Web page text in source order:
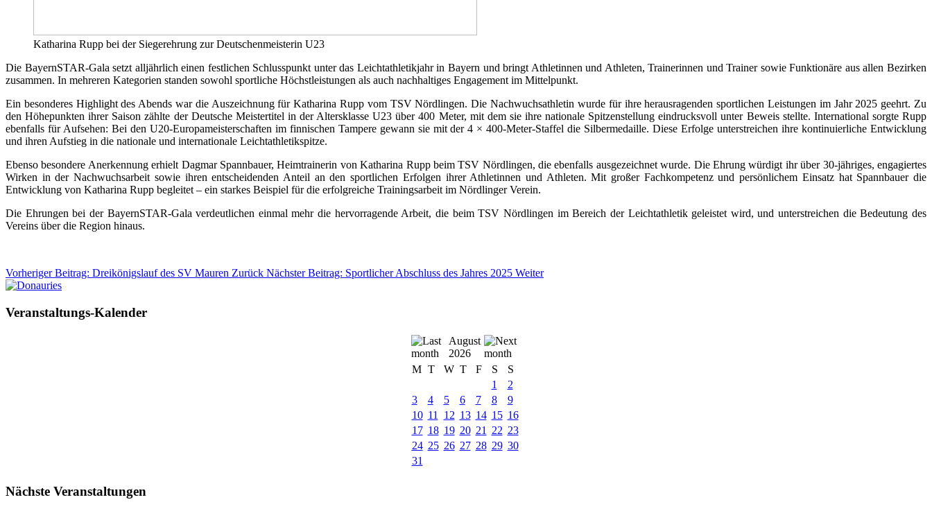
Katharina Rupp bei der Siegerehrung zur Deutschenmeisterin U23
Die BayernSTAR-Gala setzt alljährlich einen festlichen Schlusspunkt unter das Leichtathletikjahr in Bayern und bringt Athletinnen und Athleten, Trainerinnen und Trainer sowie Funktionäre aus allen Bezirken
zusammen. In mehreren Kategorien standen sowohl sportliche Höchstleistungen als auch nachhaltiges Engagement im Mittelpunkt.
Ein besonderes Highlight des Abends war die Auszeichnung für Katharina Rupp vom TSV Nördlingen. Die Nachwuchsathletin wurde für ihre herausragenden sportlichen Leistungen im Jahr 2025 geehrt. Zu
den Höhepunkten ihrer Saison zählte der Deutsche Meistertitel in der Altersklasse U23 über 400 Meter, mit dem sie ihre nationale Spitzenstellung eindrucksvoll unter Beweis stellte. International sorgte Rupp
ebenfalls für Aufsehen: Bei den U20-Europameisterschaften im finnischen Tampere gewann sie mit der 4 × 400-Meter-Staffel die Silbermedaille. Diese Erfolge unterstreichen ihre kontinuierliche Entwicklung
und ihren Aufstieg in die nationale und internationale Leichtathletikspitze.
Ebenso besondere Anerkennung erhielt Dagmar Spannbauer, Heimtrainerin von Katharina Rupp beim TSV Nördlingen, die ebenfalls ausgezeichnet wurde. Die Ehrung würdigt ihr über 30-jähriges, engagiertes
Wirken in der Nachwuchsarbeit sowie ihren entscheidenden Anteil an den sportlichen Erfolgen ihrer Athletinnen und Athleten. Mit großer Fachkompetenz und persönlichem Einsatz hat Spannbauer die
Entwicklung von Katharina Rupp begleitet – ein starkes Beispiel für die erfolgreiche Trainingsarbeit im Nördlinger Verein.
Die Ehrungen bei der BayernSTAR-Gala verdeutlichen einmal mehr die hervorragende Arbeit, die beim TSV Nördlingen im Bereich der Leichtathletik geleistet wird, und unterstreichen die Bedeutung des
Vereins über die Region hinaus.
Vorheriger Beitrag: Dreikönigslauf des SV Mauren Zurück Nächster Beitrag: Sportlicher Abschluss des Jahres 2025 Weiter
Veranstaltungs-Kalender
August
2026
M T W T F S
S
1
2
3
4 5 6 7 8
9
10 11 12 13 14 15 16
17 18 19 20 21 22 23
24 25 26 27 28 29 30
31
Nächste Veranstaltungen